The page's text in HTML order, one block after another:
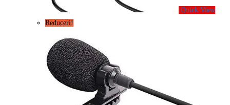
Quick View
Reduceri!